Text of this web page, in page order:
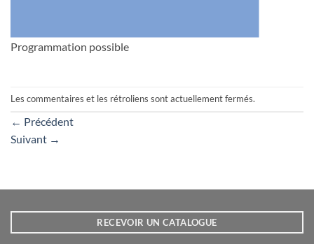
Programmation possible
Les commentaires et les rétroliens sont actuellement fermés.
← Précédent
Suivant →
RECEVOIR UN CATALOGUE